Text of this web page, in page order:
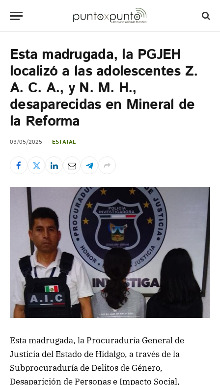
Esta madrugada, la PGJEH
localizó a las adolescentes Z.
A. C. A., y N. M. H.,
desaparecidas en Mineral de
la Reforma
03/05/2025 ESTATAL
Esta madrugada, la Procuraduría General de
Justicia del Estado de Hidalgo, a través de la
Subprocuraduría de Delitos de Género,
Desaparición de Personas e Impacto Social,